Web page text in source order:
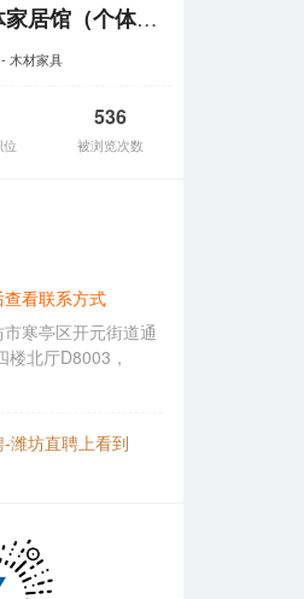
潍坊寒亭区出乎整体家居馆（个体工商户）
木材家具
536
被浏览次数
查看联系方式
寒亭区开元街道通
北厅D8003，
潍坊直聘上看到